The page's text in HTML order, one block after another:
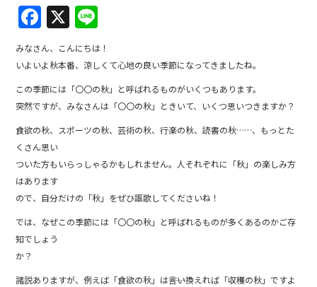
F
a
c
e
b
o
o
k
X
n
e
みなさん、こんにちは！
いよいよ秋本番、涼しくて心地の良い季節になってきましたね。
この季節には「〇〇の秋」と呼ばれるものがいくつもあります。
突然ですが、みなさんは「〇〇の秋」ときいて、いくつ思いつきますか？
食欲の秋、スポーツの秋、芸術の秋、行楽の秋、読書の秋……、もっとた
くさん思い
ついた方もいらっしゃるかもしれません。人それぞれに「秋」の楽しみ方
はあります
ので、自分だけの「秋」をぜひ謳歌してくださいね！
では、なぜこの季節には「〇〇の秋」と呼ばれるものが多くあるのかご存
知でしょう
か？
諸説ありますが、例えば「食欲の秋」は――言い換えれば「収穫の秋」ですよ